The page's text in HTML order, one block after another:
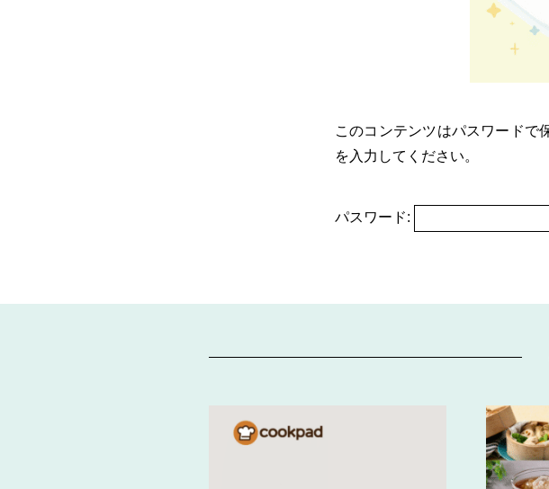
このコンテンツはパスワードで
を入力してください。
パスワード: